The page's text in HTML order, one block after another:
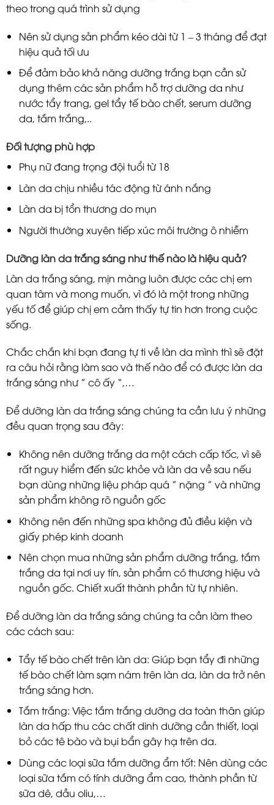
theo trong quá trình sử dụng
Nên sử dụng sản phẩm kéo dài từ 1 – 3 tháng để đạt
hiệu quả tối ưu
Để đảm bảo khả năng dưỡng trắng bạn cần sử
dụng thêm các sản phẩm hỗ trợ dưỡng da như
nước tẩy trang, gel tẩy tế bào chết, serum dưỡng
da, tắm trắng,..
Đối tượng phù hợp
Phụ nữ đang trọng đội tuổi từ 18
Làn da chịu nhiều tác động từ ánh nắng
Làn da bị tổn thương do mụn
Người thường xuyên tiếp xúc môi trường ô nhiễm
Dưỡng làn da trắng sáng như thế nào là hiệu quả?
Làn da trắng sáng, mịn màng luôn được các chị em
quan tâm và mong muốn, vì đó là một trong những
yếu tố để giúp chị em cảm thấy tự tin hơn trong cuộc
sống.
Chắc chắn khi bạn đang tự ti về làn da mình thì sẽ đặt
ra câu hỏi rằng làm sao và thế nào để có được làn da
trắng sáng như ” cô ấy “,…
Để dưỡng làn da trắng sáng chúng ta cần lưu ý những
đều quan trọng sau đây:
Không nên dưỡng trắng da một cách cấp tốc, vì sẽ
rất nguy hiểm đến sức khỏe và làn da về sau nếu
bạn dùng những liệu pháp quá ” nặng ” và những
sản phẩm không rõ nguồn gốc
Không nên đến những spa không đủ điều kiện và
giấy phép kinh doanh
Nên chọn mua những sản phẩm dưỡng trắng, tắm
trắng da tại nơi uy tín, sản phẩm có thương hiệu và
nguồn gốc. Chiết xuất thành phần từ tự nhiên.
Để dưỡng làn da trắng sáng chúng ta cần làm theo
các cách sau:
Tẩy tế bào chết trên làn da: Giúp bạn tẩy đi những
tế bào chết làm sạm nám trên làn da, làn da trở nên
trắng sáng hơn.
Tắm trắng: Việc tắm trắng dưỡng da toàn thân giúp
làn da hấp thu các chất dinh dưỡng cần thiết, loại
bỏ các tê bào và bụi bẩn gây hạ trên da.
Dùng các loại sữa tắm dưỡng ẩm tốt: Nên dùng các
loại sữa tắm có tính dưỡng ẩm cao, thành phần từ
sữa dê, dầu oliu,…